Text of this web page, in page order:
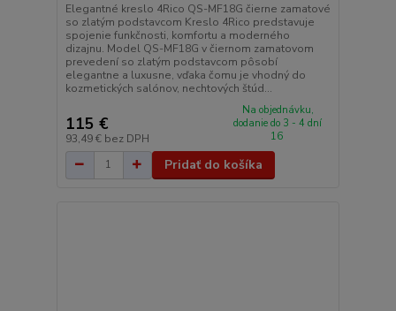
Elegantné kreslo 4Rico QS-MF18G čierne zamatové
so zlatým podstavcom Kreslo 4Rico predstavuje
spojenie funkčnosti, komfortu a moderného
dizajnu. Model QS-MF18G v čiernom zamatovom
prevedení so zlatým podstavcom pôsobí
elegantne a luxusne, vďaka čomu je vhodný do
kozmetických salónov, nechtových štúd...
115 €
93,49 € bez DPH
Na objednávku,
dodanie do 3 - 4 dní
16
Pridať do košíka